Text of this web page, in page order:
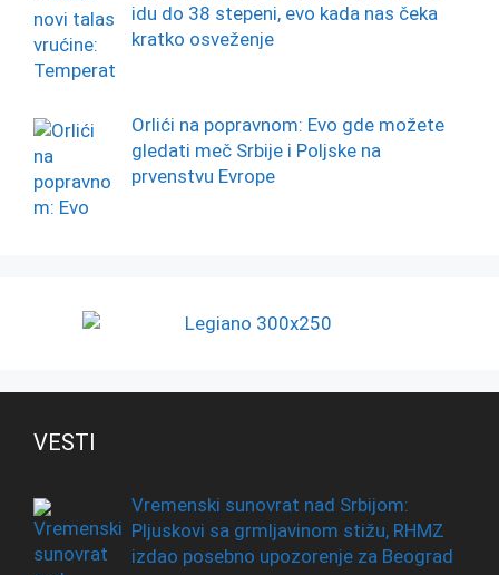
idu do 38 stepeni, evo kada nas čeka
kratko osveženje
Orlići na popravnom: Evo gde možete
gledati meč Srbije i Poljske na
prvenstvu Evrope
VESTI
Vremenski sunovrat nad Srbijom:
Pljuskovi sa grmljavinom stižu, RHMZ
izdao posebno upozorenje za Beograd